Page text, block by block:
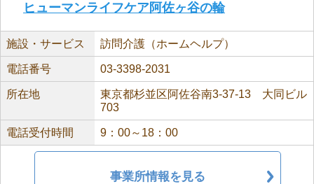
ヒューマンライフケア阿佐ヶ谷の輪
施設・サービス 訪問介護（ホームヘルプ）
電話番号 03-3398-2031
所在地
東京都杉並区阿佐谷南3-37-13 大同ビル
703
電話受付時間 9：00～18：00
事業所情報を見る